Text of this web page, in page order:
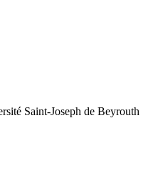
Saint-Joseph de Beyrouth